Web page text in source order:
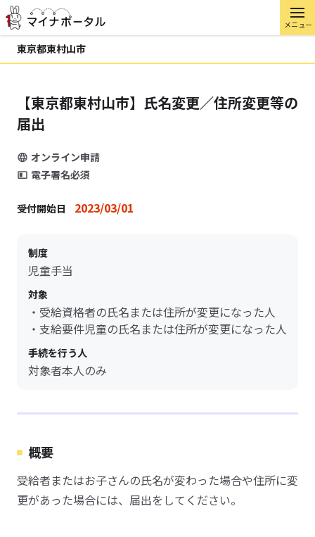
メニュー
東京都東村山市
【東京都東村山市】氏名変更／住所変更等の
届出
オンライン申請
電子署名必須
受付開始日 2023/03/01
制度
児童手当
対象
・受給資格者の氏名または住所が変更になった人
・支給要件児童の氏名または住所が変更になった人
手続を行う人
対象者本人のみ
概要
受給者またはお子さんの氏名が変わった場合や住所に変
更があった場合には、届出をしてください。